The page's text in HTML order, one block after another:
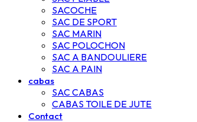
SACOCHE
SAC DE SPORT
SAC MARIN
SAC POLOCHON
SAC A BANDOULIERE
SAC A PAIN
cabas
SAC CABAS
CABAS TOILE DE JUTE
Contact